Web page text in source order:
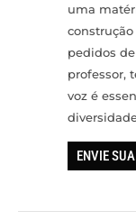
uma
pedidos
professor,
voz é
ENVIE